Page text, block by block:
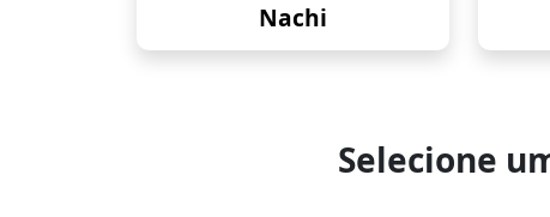
Nachi
Selecione